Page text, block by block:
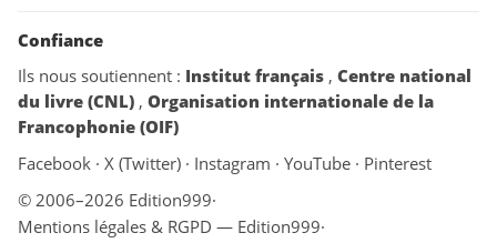
Confiance
Ils nous soutiennent : Institut français , Centre national
du livre (CNL) , Organisation internationale de la
Francophonie (OIF)
Facebook · X (Twitter) · Instagram · YouTube · Pinterest
© 2006–2026 Edition999·
Mentions légales & RGPD — Edition999·